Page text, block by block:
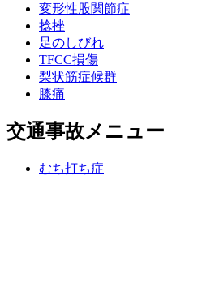
変形性股関節症
捻挫
足のしびれ
TFCC損傷
梨状筋症候群
膝痛
交通事故メニュー
むち打ち症